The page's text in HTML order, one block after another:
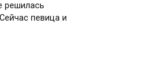
решилась
певица и